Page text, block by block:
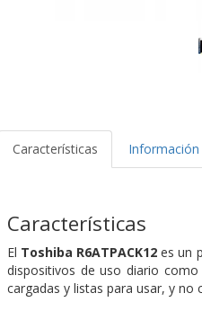
Características Información
Características
El Toshiba R6ATPACK12 es un
dispositivos de uso diario
cargadas y listas para usar, y